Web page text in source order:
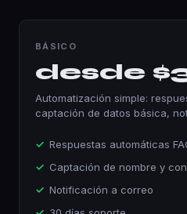
BÁSICO
desde
Automatización simple:
captación de datos básica,
Respuestas automáticas
Captación de nombre y
Notificación a correo